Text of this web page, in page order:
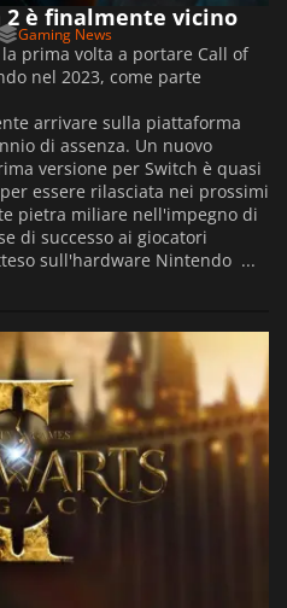
2 è finalmente vicino
Gaming News
prima volta a portare Call of
nel 2023, come parte
arrivare sulla piattaforma
di assenza. Un nuovo
versione per Switch è quasi
essere rilasciata nei prossimi
pietra miliare nell'impegno di
di successo ai giocatori
sull'hardware Nintendo ...